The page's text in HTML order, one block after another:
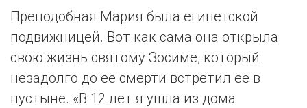
Преподобная Мария была египетской
подвижницей. Вот как сама она открыла
свою жизнь святому Зосиме, который
незадолго до ее смерти встретил ее в
пустыне. «В 12 лет я ушла из дома